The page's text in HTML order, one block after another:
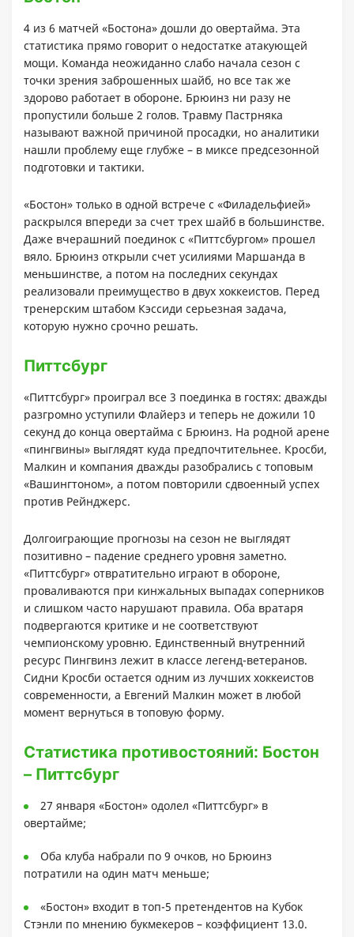
4 из 6 матчей «Бостона» дошли до овертайма. Эта
статистика прямо говорит о недостатке атакующей
мощи. Команда неожиданно слабо начала сезон с
точки зрения заброшенных шайб, но все так же
здорово работает в обороне. Брюинз ни разу не
пропустили больше 2 голов. Травму Пастрняка
называют важной причиной просадки, но аналитики
нашли проблему еще глубже – в миксе предсезонной
подготовки и тактики.
«Бостон» только в одной встрече с «Филадельфией»
раскрылся впереди за счет трех шайб в большинстве.
Даже вчерашний поединок с «Питтсбургом» прошел
вяло. Брюинз открыли счет усилиями Маршанда в
меньшинстве, а потом на последних секундах
реализовали преимущество в двух хоккеистов. Перед
тренерским штабом Кэссиди серьезная задача,
которую нужно срочно решать.
Питтсбург
«Питтсбург» проиграл все 3 поединка в гостях: дважды
разгромно уступили Флайерз и теперь не дожили 10
секунд до конца овертайма с Брюинз. На родной арене
«пингвины» выглядят куда предпочтительнее. Кросби,
Малкин и компания дважды разобрались с топовым
«Вашингтоном», а потом повторили сдвоенный успех
против Рейнджерс.
Долгоиграющие прогнозы на сезон не выглядят
позитивно – падение среднего уровня заметно.
«Питтсбург» отвратительно играют в обороне,
проваливаются при кинжальных выпадах соперников
и слишком часто нарушают правила. Оба вратаря
подвергаются критике и не соответствуют
чемпионскому уровню. Единственный внутренний
ресурс Пингвинз лежит в классе легенд-ветеранов.
Сидни Кросби остается одним из лучших хоккеистов
современности, а Евгений Малкин может в любой
момент вернуться в топовую форму.
Статистика противостояний: Бостон
– Питтсбург
27 января «Бостон» одолел «Питтсбург» в
овертайме;
Оба клуба набрали по 9 очков, но Брюинз
потратили на один матч меньше;
«Бостон» входит в топ-5 претендентов на Кубок
Стэнли по мнению букмекеров – коэффициент 13.0.